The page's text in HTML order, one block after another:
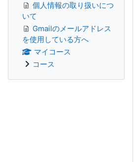
個人情報の取り扱いにつ
いて
Gmailのメールアドレス
を使用している方へ
マイコース
コース